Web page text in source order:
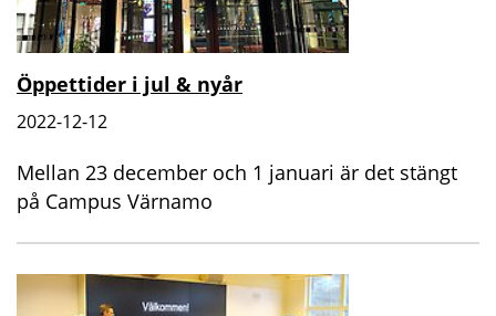
Öppettider i jul & nyår
2022-12-12
Mellan 23 december och 1 januari är det stängt
på Campus Värnamo